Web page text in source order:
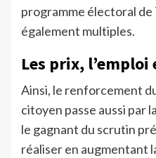
programme électoral de
également multiples.
Les prix,
Ainsi, le renforcement
citoyen passe aussi par
le gagnant du scrutin
réaliser en augmentant